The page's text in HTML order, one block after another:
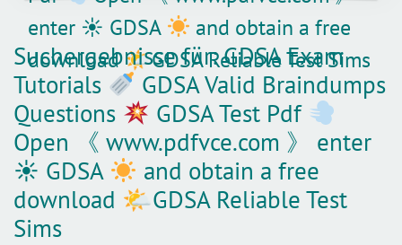
enter ☀ GDSA
and obtain a free
download 🌤GDSA Reliable Test Sims
Suchergebnisse für:GDSA Exam
Tutorials
GDSA Valid Braindumps
Questions
GDSA Test Pdf
Open 《 www.pdfvce.com 》 enter
☀ GDSA
and obtain a free
download 🌤GDSA Reliable Test
Sims